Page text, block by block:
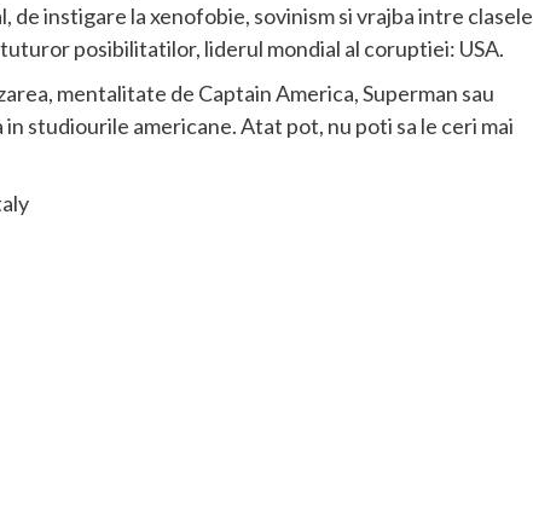
instigare la xenofobie, sovinism si vrajba intre clasele
posibilitatilor, liderul mondial al coruptiei: USA.
mentalitate de Captain America, Superman sau
studiourile americane. Atat pot, nu poti sa le ceri mai